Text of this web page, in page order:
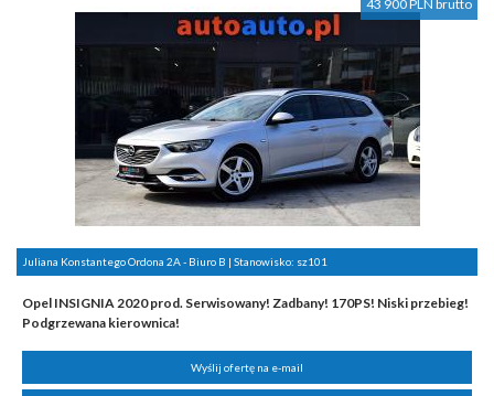
43 900 PLN brutto
Juliana Konstantego Ordona 2A - Biuro B | Stanowisko: sz101
Opel INSIGNIA 2020 prod. Serwisowany! Zadbany! 170PS! Niski przebieg!
Podgrzewana kierownica!
Wyślij ofertę na e-mail